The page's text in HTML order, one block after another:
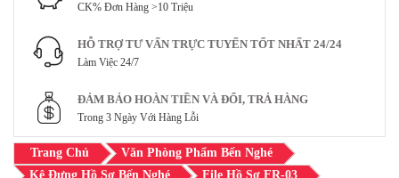
CK% Đơn Hàng >10 Triệu
HỖ TRỢ TƯ VẤN TRỰC TUYẾN TỐT NHẤT 24/24
Làm Việc 24/7
ĐẢM BẢO HOÀN TIỀN VÀ ĐỔI, TRẢ HÀNG
Trong 3 Ngày Với Hàng Lỗi
Trang Chủ
Văn Phòng Phẩm Bến Nghé
Kệ Đựng Hồ Sơ Bến Nghé
File Hồ Sơ FR-03